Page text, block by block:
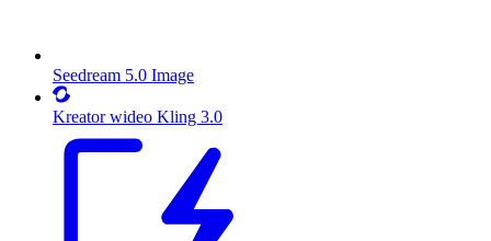
Seedream 5.0 Image
Kreator wideo Kling 3.0